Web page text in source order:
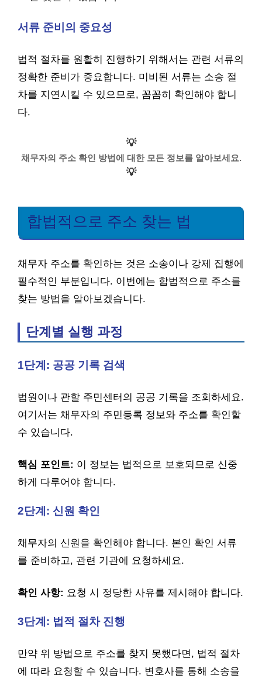
서류 준비의 중요성
법적 절차를 원활히 진행하기 위해서는 관련 서류의
정확한 준비가 중요합니다. 미비된 서류는 소송 절
차를 지연시킬 수 있으므로, 꼼꼼히 확인해야 합니
다.
💡
채무자의 주소 확인 방법에 대한 모든 정보를 알아보세요.
💡
합법적으로 주소 찾는 법
채무자 주소를 확인하는 것은 소송이나 강제 집행에
필수적인 부분입니다. 이번에는 합법적으로 주소를
찾는 방법을 알아보겠습니다.
단계별 실행 과정
1단계: 공공 기록 검색
법원이나 관할 주민센터의 공공 기록을 조회하세요.
여기서는 채무자의 주민등록 정보와 주소를 확인할
수 있습니다.
핵심 포인트: 이 정보는 법적으로 보호되므로 신중
하게 다루어야 합니다.
2단계: 신원 확인
채무자의 신원을 확인해야 합니다. 본인 확인 서류
를 준비하고, 관련 기관에 요청하세요.
확인 사항: 요청 시 정당한 사유를 제시해야 합니다.
3단계: 법적 절차 진행
만약 위 방법으로 주소를 찾지 못했다면, 법적 절차
에 따라 요청할 수 있습니다. 변호사를 통해 소송을